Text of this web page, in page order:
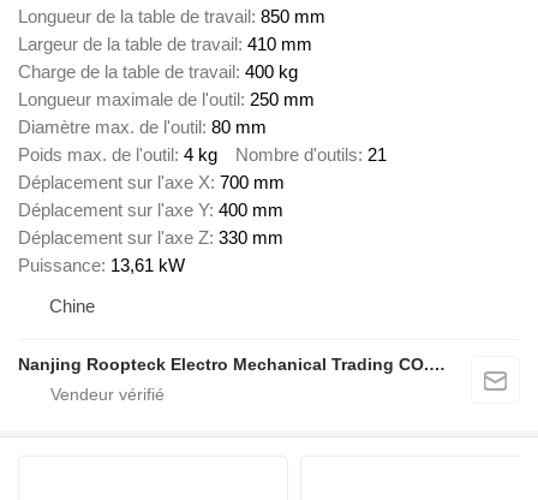
Longueur de la table de travail 850 mm
Largeur de la table de travail 410 mm
Charge de la table de travail 400 kg
Longueur maximale de l'outil 250 mm
Diamètre max. de l'outil 80 mm
Poids max. de l'outil 4 kg Nombre d'outils 21
Déplacement sur l'axe X 700 mm
Déplacement sur l'axe Y 400 mm
Déplacement sur l'axe Z 330 mm
Puissance 13,61 kW
Chine
Nanjing Roopteck Electro Mechanical Trading CO.,LTD